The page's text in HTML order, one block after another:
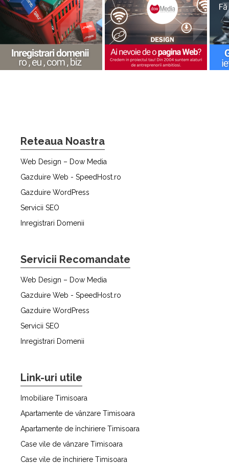
Reteaua Noastra
Web Design – Dow Media
Gazduire Web - SpeedHost.ro
Gazduire WordPress
Servicii SEO
Inregistrari Domenii
Servicii Recomandate
Web Design – Dow Media
Gazduire Web - SpeedHost.ro
Gazduire WordPress
Servicii SEO
Inregistrari Domenii
Link-uri utile
Imobiliare Timisoara
Apartamente de vânzare Timisoara
Apartamente de închiriere Timisoara
Case vile de vânzare Timisoara
Case vile de închiriere Timisoara